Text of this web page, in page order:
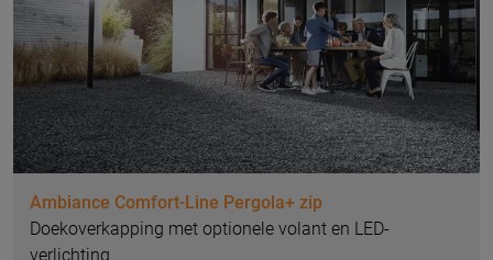
Ambiance Comfort-Line Pergola+ zip
Doekoverkapping met optionele volant en LED-
verlichting